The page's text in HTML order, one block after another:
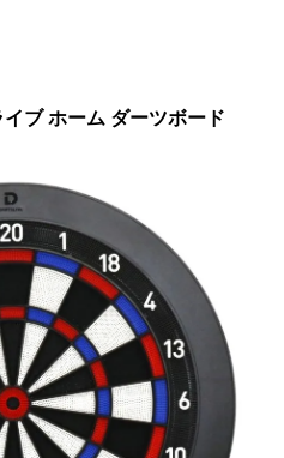
ブ ホーム ダーツボード